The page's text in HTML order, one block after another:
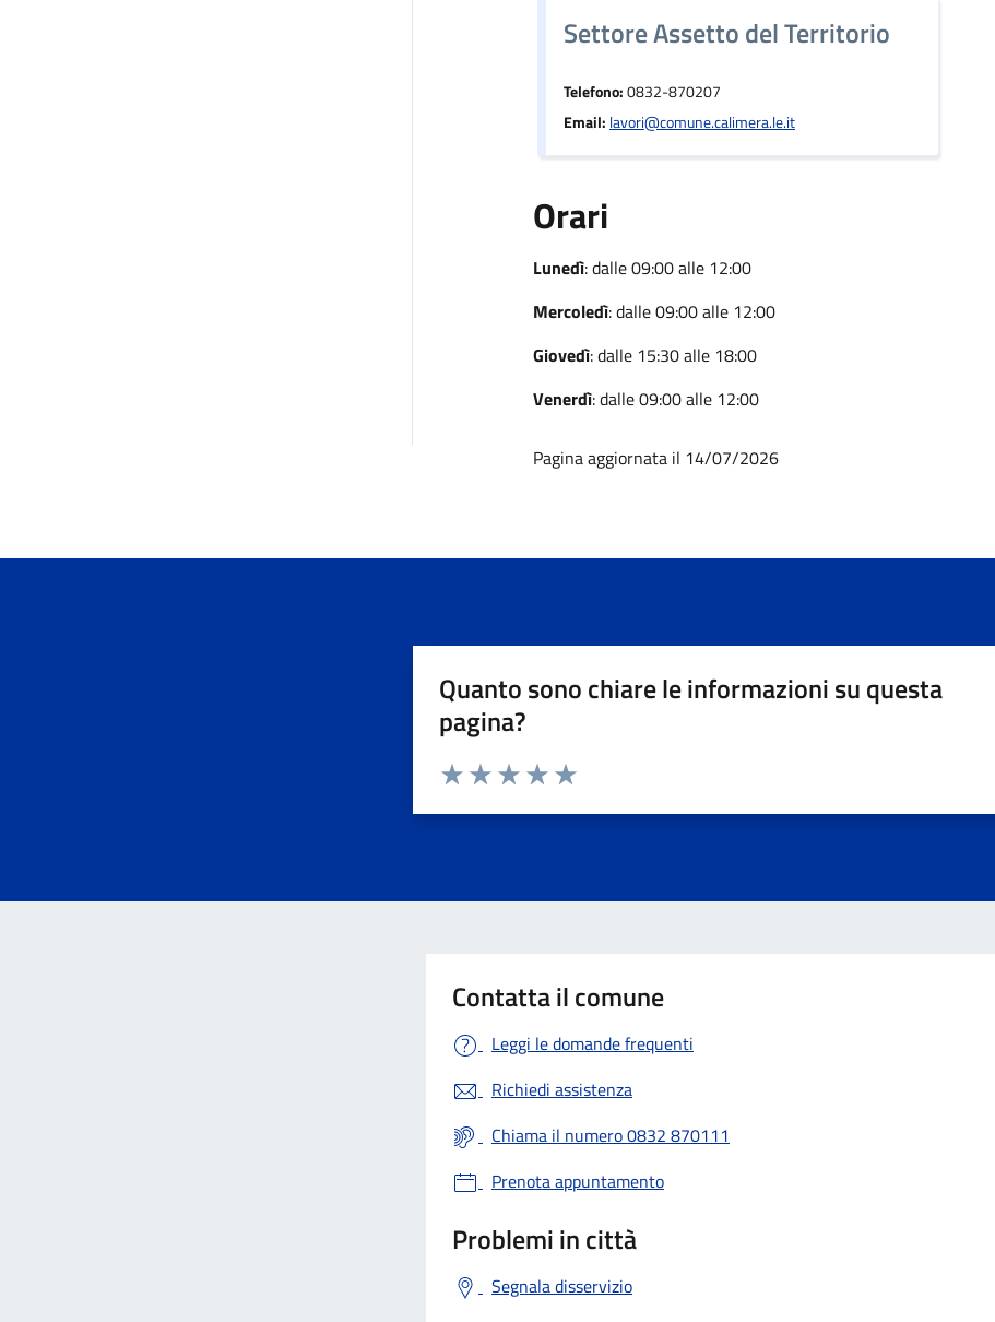
Settore Assetto del Territorio
Telefono:0832-870207
Email: lavori@comune.calimera.le.it
Orari
Lunedì: dalle 09:00 alle 12:00
Mercoledì: dalle 09:00 alle 12:00
Giovedì: dalle 15:30 alle 18:00
Venerdì: dalle 09:00 alle 12:00
Pagina aggiornata il 14/07/2026
Quanto sono chiare le informazioni su questa
pagina?
Contatta il comune
Leggi le domande frequenti
Richiedi assistenza
Chiama il numero 0832 870111
Prenota appuntamento
Problemi in città
Segnala disservizio